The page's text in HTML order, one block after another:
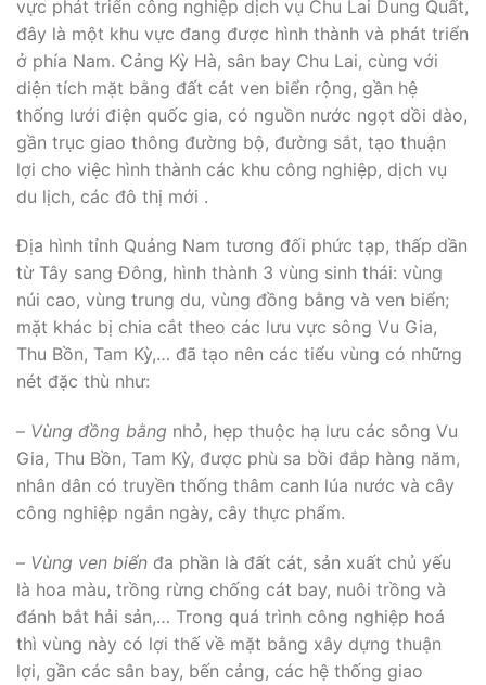
vực phát triển công nghiệp dịch vụ Chu Lai Dung Quất,
đây là một khu vực đang được hình thành và phát triển
ở phía Nam. Cảng Kỳ Hà, sân bay Chu Lai, cùng với
diện tích mặt bằng đất cát ven biển rộng, gần hệ
thống lưới điện quốc gia, có nguồn nước ngọt dồi dào,
gần trục giao thông đường bộ, đường sắt, tạo thuận
lợi cho việc hình thành các khu công nghiệp, dịch vụ
du lịch, các đô thị mới .
Địa hình tỉnh Quảng Nam tương đối phức tạp, thấp dần
từ Tây sang Đông, hình thành 3 vùng sinh thái: vùng
núi cao, vùng trung du, vùng đồng bằng và ven biển;
mặt khác bị chia cắt theo các lưu vực sông Vu Gia,
Thu Bồn, Tam Kỳ,… đã tạo nên các tiểu vùng có những
nét đặc thù như:
– Vùng đồng bằng nhỏ, hẹp thuộc hạ lưu các sông Vu
Gia, Thu Bồn, Tam Kỳ, được phù sa bồi đắp hàng năm,
nhân dân có truyền thống thâm canh lúa nước và cây
công nghiệp ngắn ngày, cây thực phẩm.
– Vùng ven biển đa phần là đất cát, sản xuất chủ yếu
là hoa màu, trồng rừng chống cát bay, nuôi trồng và
đánh bắt hải sản,… Trong quá trình công nghiệp hoá
thì vùng này có lợi thế về mặt bằng xây dựng thuận
lợi, gần các sân bay, bến cảng, các hệ thống giao